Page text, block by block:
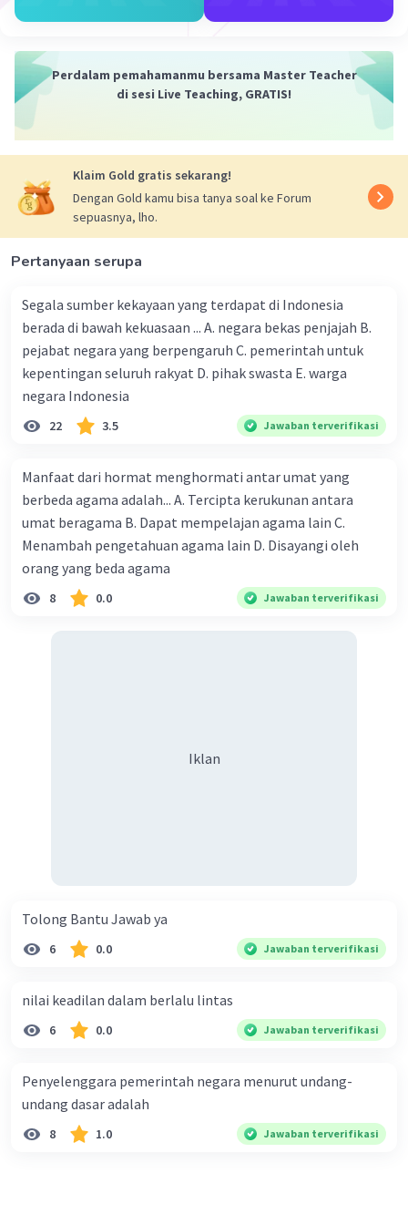
bersifat pemerasan terhadap orang lain
bermanfaat bagi kemajuan dan kesejahteraan bersama
5. Tidak melakukan perbuatan yang merugikan
kepentingan umum
memandang status, derajat, agama, suku, dan ras yang
berbeda
Beri Rating ·0.0(0) Balas
Perdalam pemahamanmu bersama Master Teacher
di sesi Live Teaching, GRATIS!
Klaim Gold gratis sekarang!
Dengan Gold kamu bisa tanya soal ke Forum
sepuasnya, lho.
Pertanyaan serupa
Segala sumber kekayaan yang terdapat di Indonesia
berada di bawah kekuasaan ... A. negara bekas penjajah B.
pejabat negara yang berpengaruh C. pemerintah untuk
kepentingan seluruh rakyat D. pihak swasta E. warga
negara Indonesia
22 3.5 Jawaban terverifikasi
Manfaat dari hormat menghormati antar umat yang
berbeda agama adalah... A. Tercipta kerukunan antara
umat beragama B. Dapat mempelajan agama lain C.
Menambah pengetahuan agama lain D. Disayangi oleh
orang yang beda agama
8 0.0 Jawaban terverifikasi
Iklan
Tolong Bantu Jawab ya
6 0.0 Jawaban terverifikasi
nilai keadilan dalam berlalu lintas
6 0.0 Jawaban terverifikasi
Penyelenggara pemerintah negara menurut undang-
undang dasar adalah
8 1.0 Jawaban terverifikasi